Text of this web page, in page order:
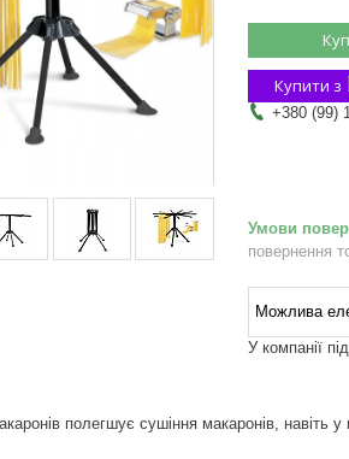
Купити з
+380 (99)
повернення
У компанії
полегшує сушіння макаронів, навіть